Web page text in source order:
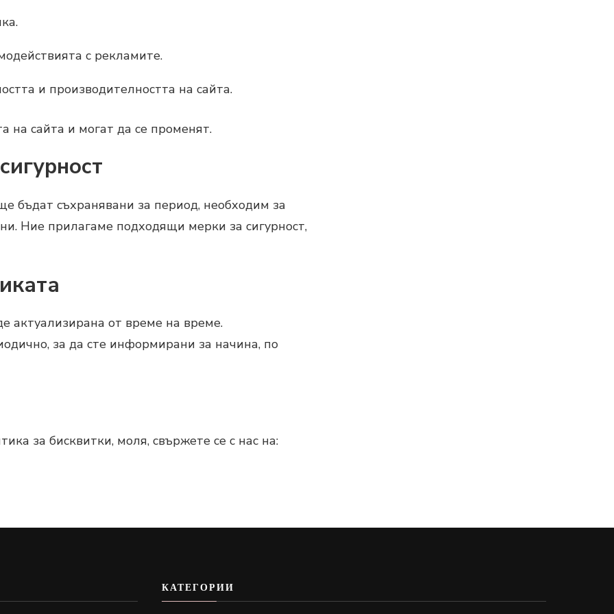
с рекламите.
и производителността на сайта.
на сайта и могат да се променят.
бъдат съхранявани за период, необходим за
Ние прилагаме подходящи мерки за сигурност,
актуализирана от време на време.
за да сте информирани за начина, по
за бисквитки, моля, свържете се с нас на:
КАТЕГОРИИ